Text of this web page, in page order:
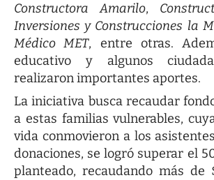
Constructora Amarilo,
Inversiones y Construcciones la
Médico MET, entre otras.
educativo y algunos
realizaron importantes aportes.
La iniciativa busca recaudar
a estas familias vulnerables,
vida conmovieron a los
donaciones, se logró superar el
planteado, recaudando más de